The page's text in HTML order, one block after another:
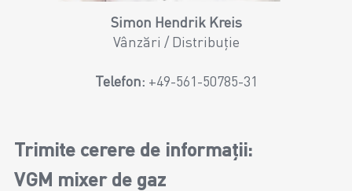
Simon Hendrik Kreis
Vânzări / Distribuție
Telefon: +49-561-50785-31
Trimite cerere de informații:
VGM mixer de gaz